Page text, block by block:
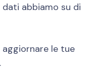
dati abbiamo su di
le tue